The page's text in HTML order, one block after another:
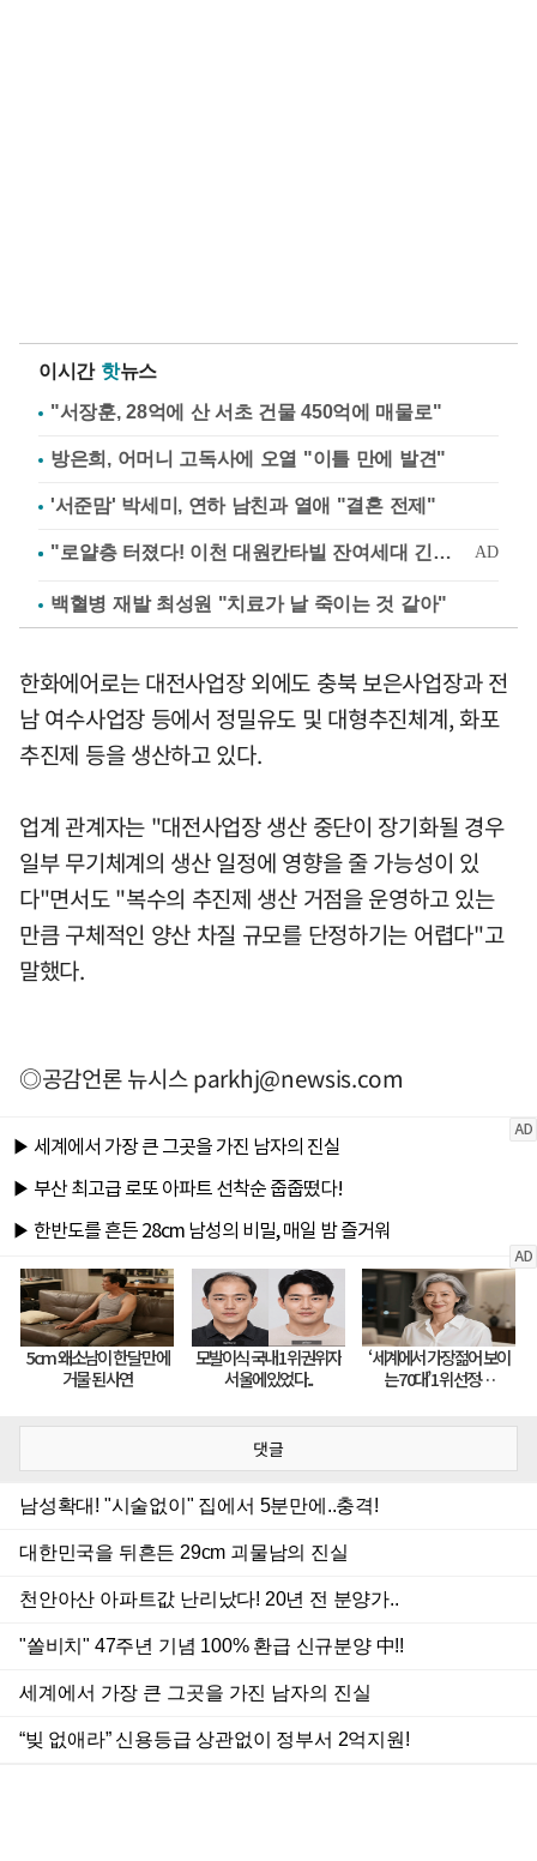
이시간 핫뉴스
"서장훈, 28억에 산 서초 건물 450억에 매물로"
방은희, 어머니 고독사에 오열 "이틀 만에 발견"
'서준맘' 박세미, 연하 남친과 열애 "결혼 전제"
백혈병 재발 최성원 "치료가 날 죽이는 것 같아"
한화에어로는 대전사업장 외에도 충북 보은사업장과 전
남 여수사업장 등에서 정밀유도 및 대형추진체계, 화포
추진제 등을 생산하고 있다.
업계 관계자는 "대전사업장 생산 중단이 장기화될 경우
일부 무기체계의 생산 일정에 영향을 줄 가능성이 있
다"면서도 "복수의 추진제 생산 거점을 운영하고 있는
만큼 구체적인 양산 차질 규모를 단정하기는 어렵다"고
말했다.
◎공감언론 뉴시스parkhj@newsis.com
댓글